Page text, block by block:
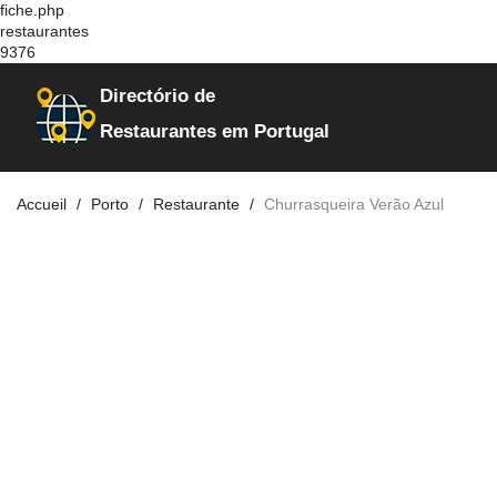
fiche.php
restaurantes
9376
Directório de
Restaurantes em Portugal
Accueil Porto Restaurante Churrasqueira Verão Azul